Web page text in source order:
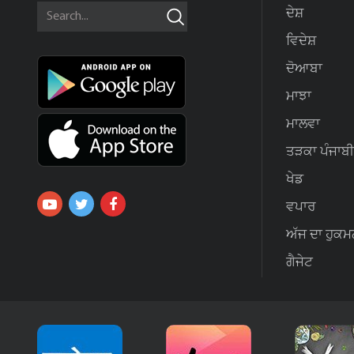
ਦੇਸ਼
ਵਿਦੇਸ਼
ਦੋਆਬਾ
ਮਾਝਾ
ਮਾਲਵਾ
ਤੜਕਾ ਪੰਜਾਬੀ
ਖੇਡ
ਵਪਾਰ
ਅੱਜ ਦਾ
ਗੈਜੇਟ